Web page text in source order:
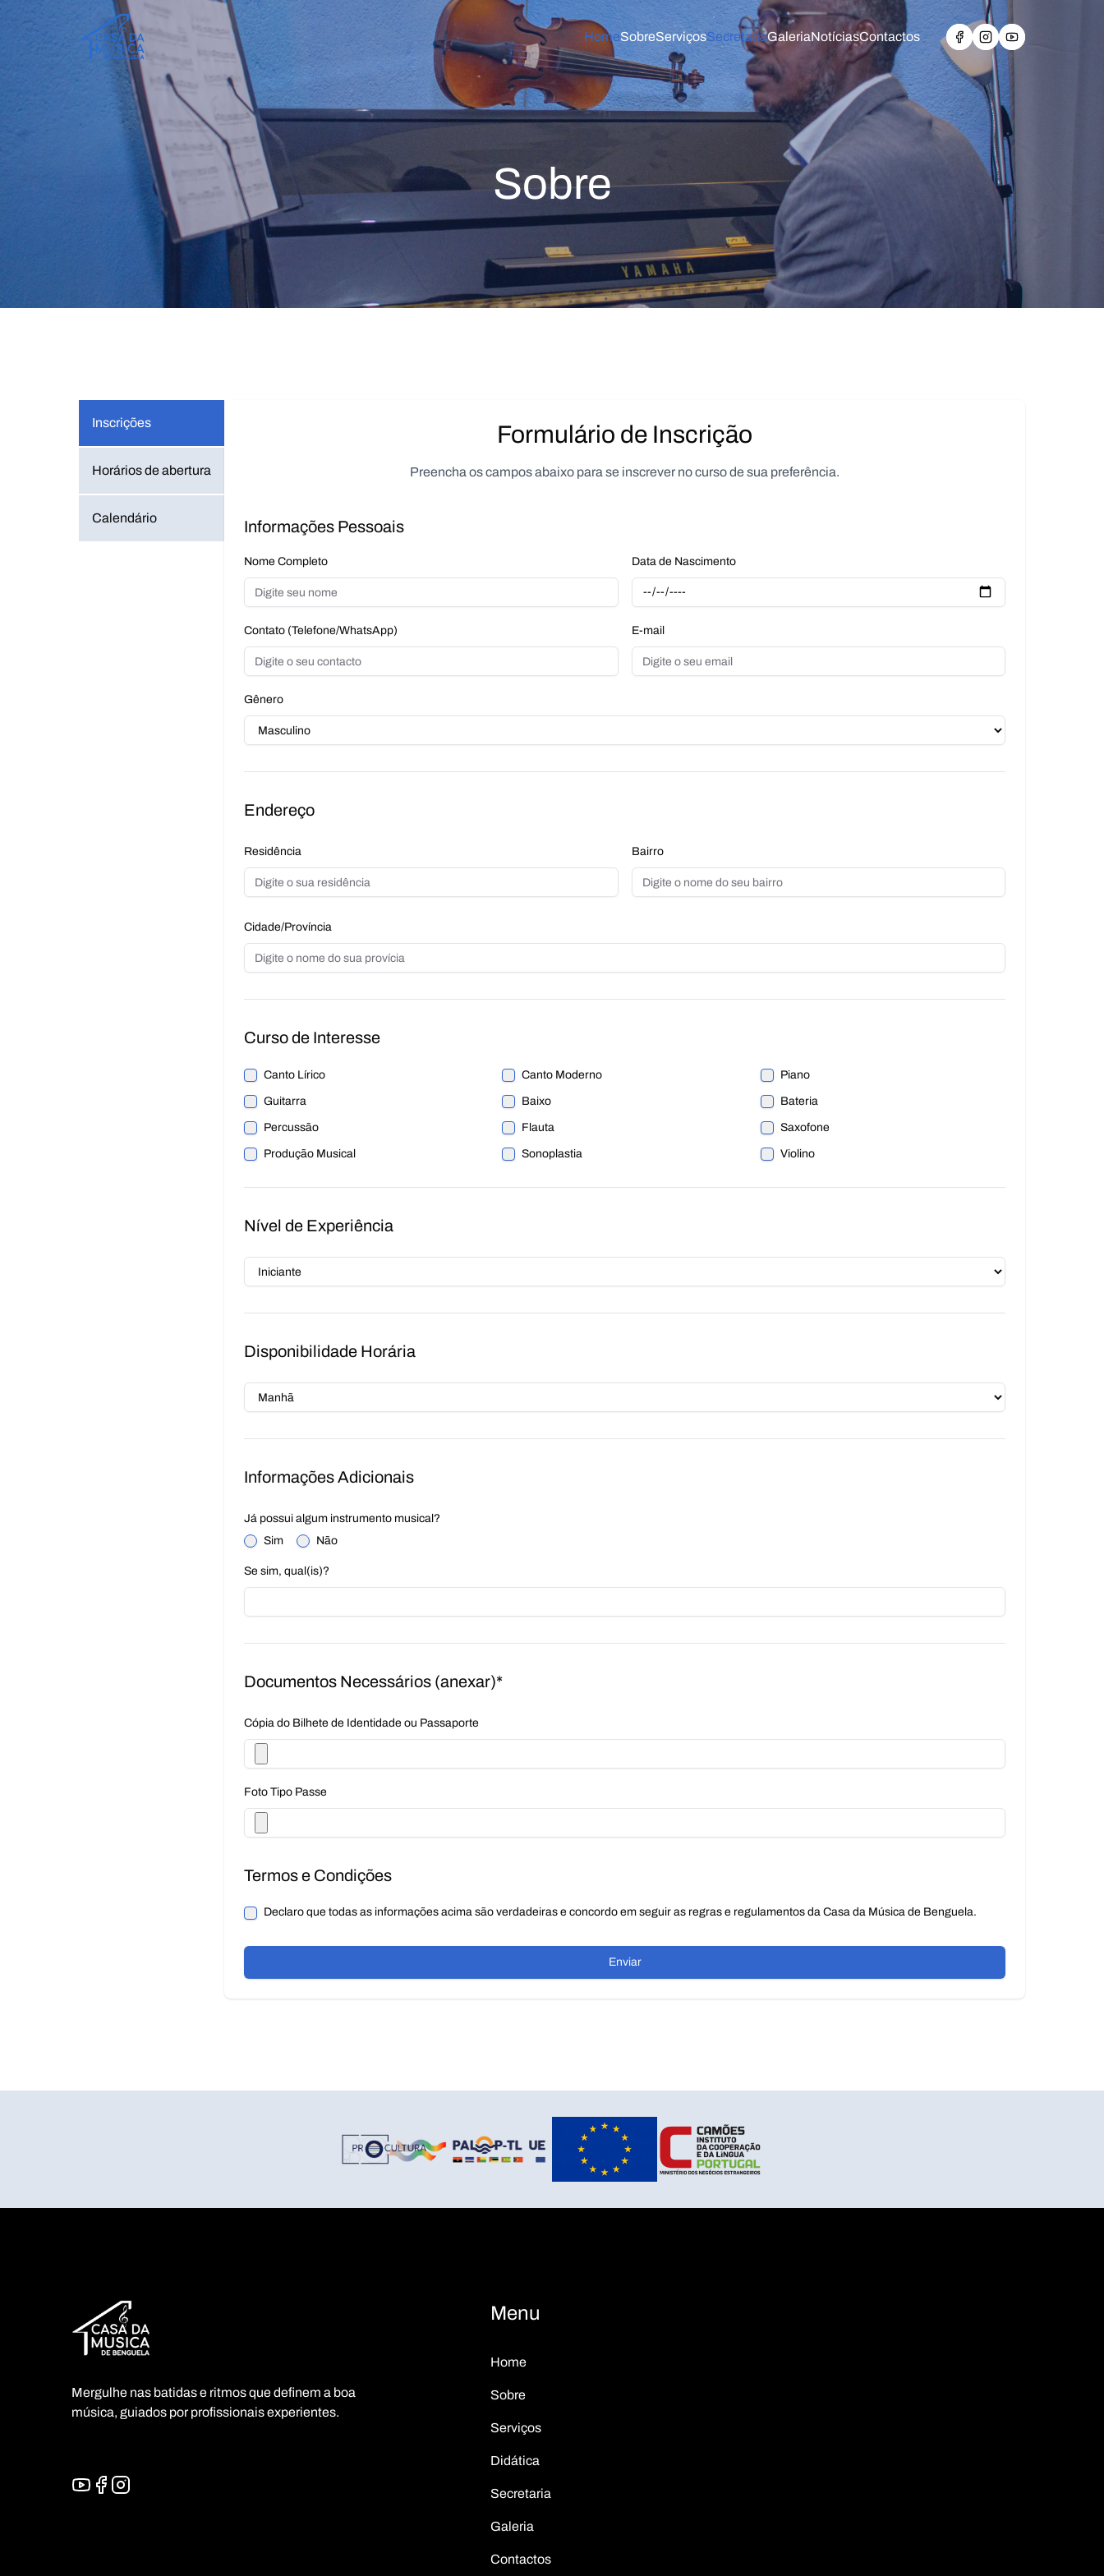
HomeSobreServiçosSecretariaGaleriaNotíciasContactos
Sobre
Inscrições
Horários de abertura
Calendário
Formulário de Inscrição
Preencha os campos abaixo para se inscrever no curso de sua preferência.
Informações Pessoais
Nome Completo Data de Nascimento
Contato (Telefone/WhatsApp) E-mail
Gênero
Endereço
Residência Bairro
Cidade/Província
Curso de Interesse
Canto Lírico Canto Moderno Piano
Guitarra Baixo Bateria
Percussão Flauta Saxofone
Produção Musical Sonoplastia Violino
Nível de Experiência
Disponibilidade Horária
Informações Adicionais
Já possui algum instrumento musical?
Sim
Não
Se sim, qual(is)?
Documentos Necessários (anexar)*
Cópia do Bilhete de Identidade ou Passaporte
Foto Tipo Passe
Termos e Condições
Declaro que todas as informações acima são verdadeiras e concordo em seguir as regras e regulamentos da Casa da Música de Benguela.
Enviar
Mergulhe nas batidas e ritmos que definem a boa
música, guiados por profissionais experientes.
Menu
Home
Sobre
Serviços
Didática
Secretaria
Galeria
Contactos